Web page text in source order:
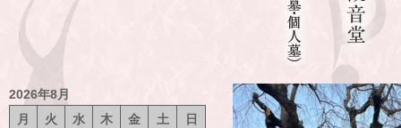
2026年8月
月
火 水 木 金 土
日